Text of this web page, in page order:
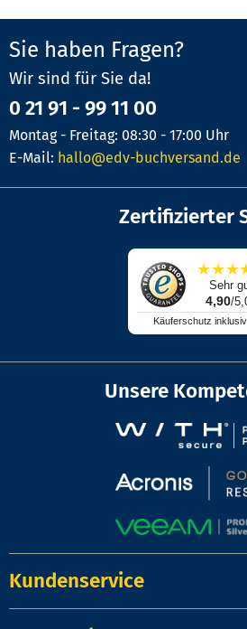
Sie haben Fragen?
Wir sind für Sie da!
0 21 91 - 99 11 00
Montag - Freitag: 08:30 - 17:00 Uhr
E-Mail: hallo@edv-buchversand.de
Zertifizierter
★★★
Sehr
4,90/
Käuferschutz
Unsere
Kundenservice